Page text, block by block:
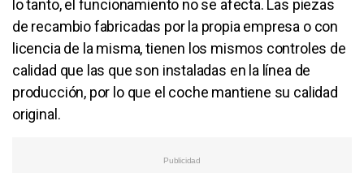
lo tanto, el funcionamiento no se afecta. Las piezas
de recambio fabricadas por la propia empresa o con
licencia de la misma, tienen los mismos controles de
calidad que las que son instaladas en la línea de
producción, por lo que el coche mantiene su calidad
original.